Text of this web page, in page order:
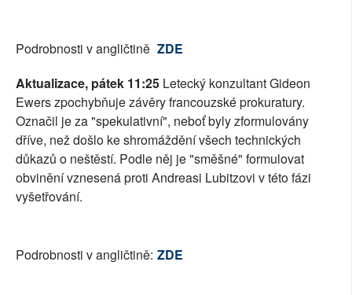
Podrobnosti v angličtině ZDE
Aktualizace, pátek 11:25 Letecký konzultant Gideon
Ewers zpochybňuje závěry francouzské prokuratury.
Označil je za "spekulativní", neboť byly zformulovány
dříve, než došlo ke shromáždění všech technických
důkazů o neštěstí. Podle něj je "směšné" formulovat
obvinění vznesená proti Andreasi Lubitzovi v této fázi
vyšetřování.
Podrobnosti v angličtině: ZDE